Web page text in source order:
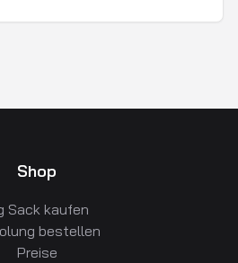
Shop
Sack kaufen
bestellen
Preise